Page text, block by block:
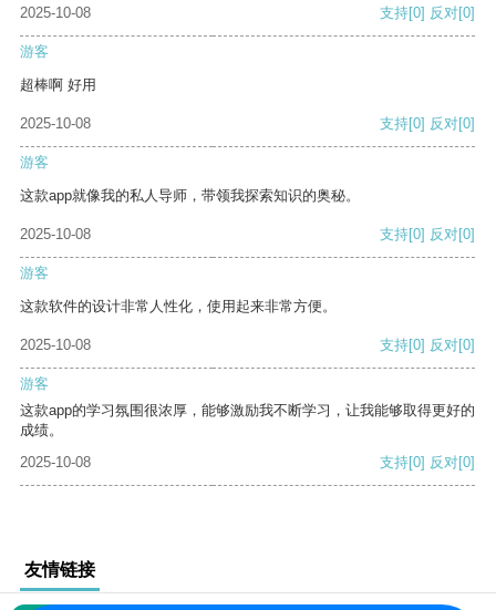
2025-10-08 支持[0] 反对[0]
游客
超棒啊 好用
2025-10-08 支持[0] 反对[0]
游客
这款app就像我的私人导师，带领我探索知识的奥秘。
2025-10-08 支持[0] 反对[0]
游客
这款软件的设计非常人性化，使用起来非常方便。
2025-10-08 支持[0] 反对[0]
游客
这款app的学习氛围很浓厚，能够激励我不断学习，让我能够取得更好的
成绩。
2025-10-08
支持[0] 反对[0]
友情链接